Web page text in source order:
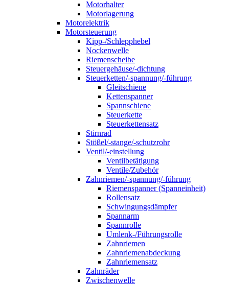
Motorhalter
Motorlagerung
Motorelektrik
Motorsteuerung
Kipp-/Schlepphebel
Nockenwelle
Riemenscheibe
Steuergehäuse/-dichtung
Steuerketten/-spannung/-führung
Gleitschiene
Kettenspanner
Spannschiene
Steuerkette
Steuerkettensatz
Stirnrad
Stößel/-stange/-schutzrohr
Ventil/-einstellung
Ventilbetätigung
Ventile/Zubehör
Zahnriemen/-spannung/-führung
Riemenspanner (Spanneinheit)
Rollensatz
Schwingungsdämpfer
Spannarm
Spannrolle
Umlenk-/Führungsrolle
Zahnriemen
Zahnriemenabdeckung
Zahnriemensatz
Zahnräder
Zwischenwelle